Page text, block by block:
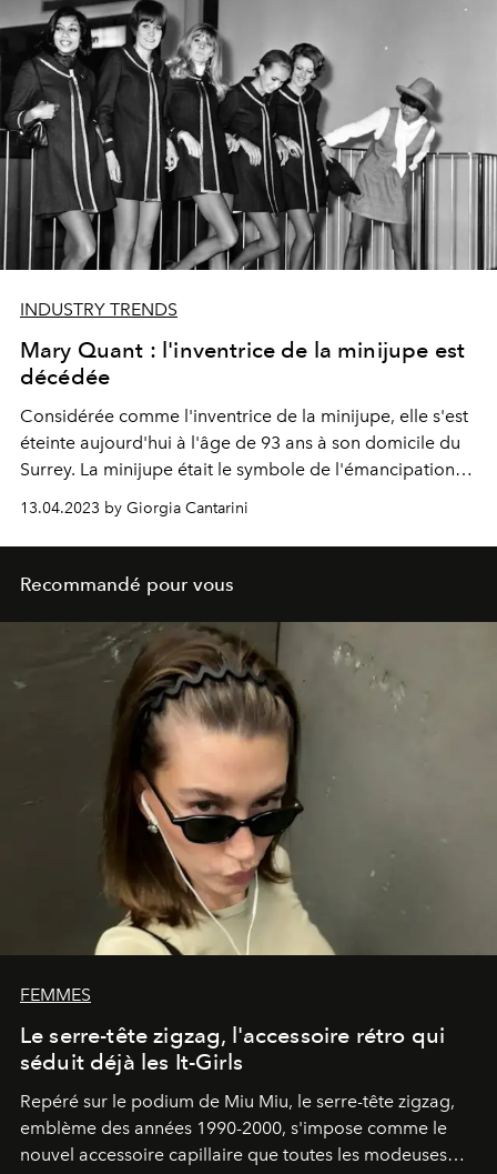
INDUSTRY TRENDS
Mary Quant : l'inventrice de la minijupe est
décédée
Considérée comme l'inventrice de la minijupe, elle s'est
éteinte aujourd'hui à l'âge de 93 ans à son domicile du
Surrey. La minijupe était le symbole de l'émancipation
ainsi que l'une des créations les plus emblématiques de
l'histoire de la mode.
13.04.2023 by Giorgia Cantarini
Recommandé pour vous
FEMMES
Le serre-tête zigzag, l'accessoire rétro qui
séduit déjà les It-Girls
Repéré sur le podium de Miu Miu, le serre-tête zigzag,
emblème des années 1990-2000, s'impose comme le
nouvel accessoire capillaire que toutes les modeuses